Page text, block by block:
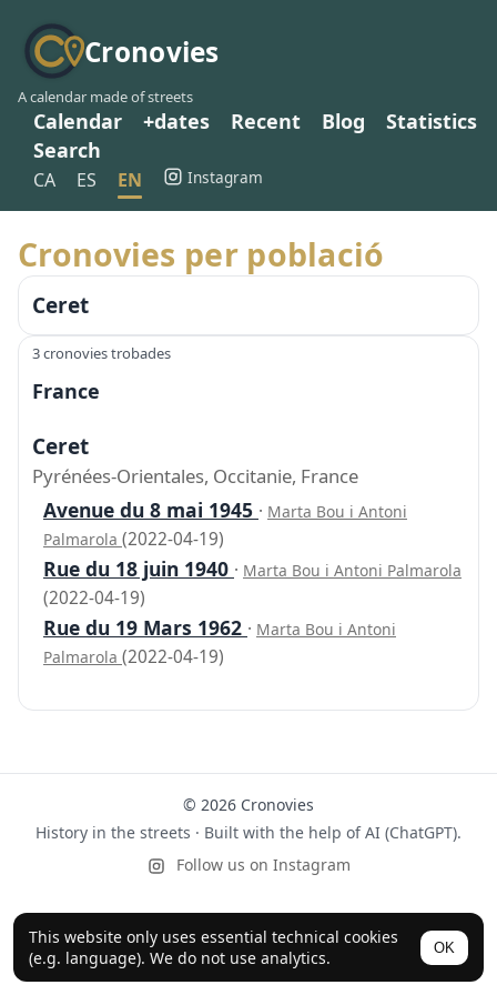
Cronovies
A calendar made of streets
Calendar +dates Recent Blog
Statistics
Search
CA ES EN Instagram
This website only uses essential technical cookies
(e.g. language). We do not use analytics.
OK
Cronovies per població
Ceret
3 cronovies trobades
France
Ceret
Pyrénées-Orientales, Occitanie, France
Avenue du 8 mai 1945 · Marta Bou i Antoni
Palmarola (2022-04-19)
Rue du 18 juin 1940 · Marta Bou i Antoni Palmarola
(2022-04-19)
Rue du 19 Mars 1962 · Marta Bou i Antoni
Palmarola (2022-04-19)
© 2026 Cronovies
History in the streets · Built with the help of AI (ChatGPT).
Follow us on Instagram